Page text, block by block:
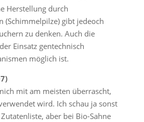
Herstellung durch
(Schimmelpilze) gibt jedeoch
zu denken. Auch die
Einsatz gentechnisch
möglich ist.
mit am meisten überrascht,
wird. Ich schau ja sonst
aber bei Bio-Sahne